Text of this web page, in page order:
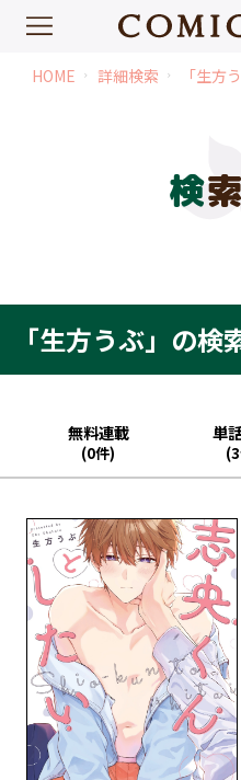
HOME chevron_right 詳細検索 chevron_right 「生方
「生方うぶ」の検
無料連載
(0件)
単